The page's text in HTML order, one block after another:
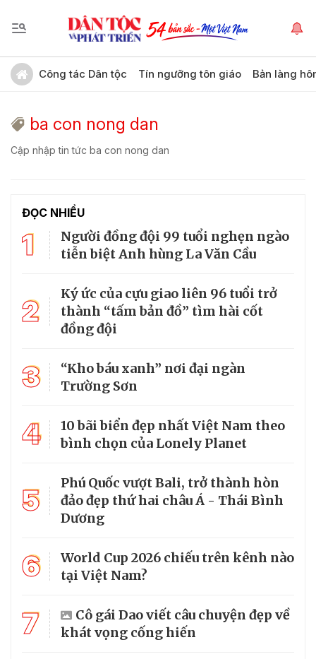
Công tác Dân tộc Tín ngưỡng tôn giáo Bản làng
ba con nong dan
Cập nhập tin tức ba con nong dan
ĐỌC NHIỀU
1
Người đồng đội 99 tuổi nghẹn ngào
tiễn biệt Anh hùng La Văn Cầu
2
Ký ức của cựu giao liên 96 tuổi trở
thành “tấm bản đồ” tìm hài cốt
đồng đội
3
“Kho báu xanh” nơi đại ngàn
Trường Sơn
4
10 bãi biển đẹp nhất Việt Nam theo
bình chọn của Lonely Planet
5
Phú Quốc vượt Bali, trở thành hòn
đảo đẹp thứ hai châu Á - Thái Bình
Dương
6
World Cup 2026 chiếu trên kênh nào
tại Việt Nam?
7
Cô gái Dao viết câu chuyện đẹp về
khát vọng cống hiến